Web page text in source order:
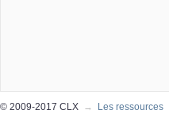
© 2009-2017 CLX → Les ressources